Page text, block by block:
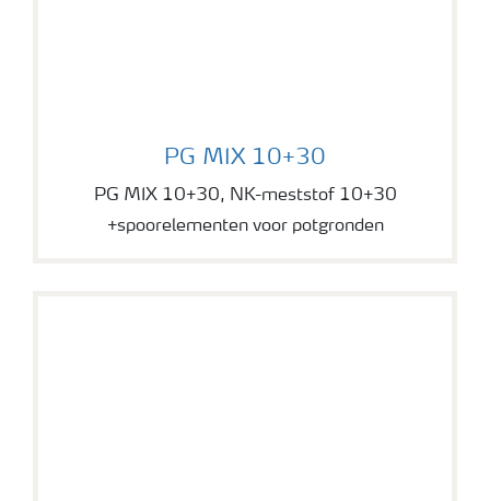
PG MIX 10+30
PG MIX 10+30
PG MIX 10+30, NK-meststof 10+30
+spoorelementen voor potgronden